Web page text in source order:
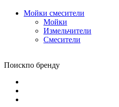
Мойки смесители
Мойки
Измельчители
Смесители
Поискпо бренду